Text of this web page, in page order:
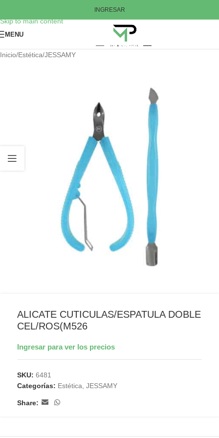
Skip to main content
INGRESAR
MENU
Inicio/Estética/JESSAMY
ALICATE CUTICULAS/ESPATULA DOBLE
CEL/ROS(M526
Ingresar para ver los precios
SKU: 6481
Categorías: Estética JESSAMY
Share: